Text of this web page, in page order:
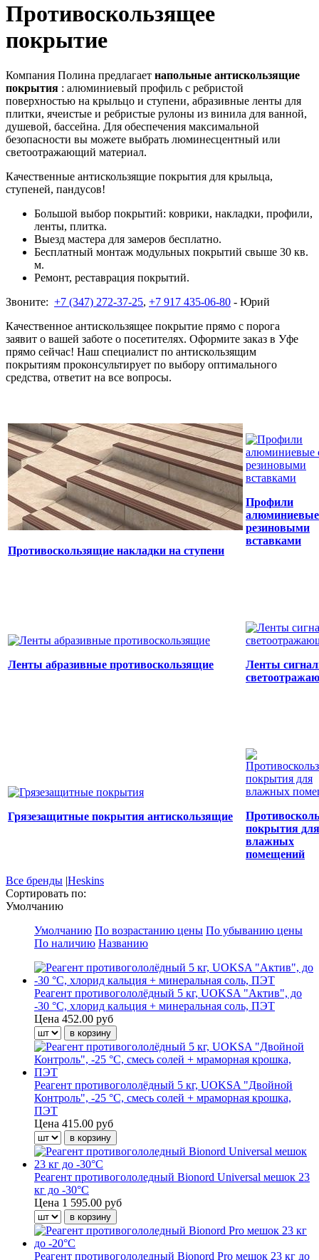
Противоскользящее
покрытие
Компания Полина предлагает напольные антискользящие
покрытия : алюминиевый профиль с ребристой
поверхностью на крыльцо и ступени, абразивные ленты для
плитки, ячеистые и ребристые рулоны из винила для ванной,
душевой, бассейна. Для обеспечения максимальной
безопасности вы можете выбрать люминесцентный или
светоотражающий материал.
Качественные антискользящие покрытия для крыльца,
ступеней, пандусов!
Большой выбор покрытий: коврики, накладки, профили,
ленты, плитка.
Выезд мастера для замеров бесплатно.
Бесплатный монтаж модульных покрытий свыше 30 кв.
м.
Ремонт, реставрация покрытий.
Звоните: +7 (347) 272-37-25, +7 917 435-06-80 - Юрий
Качественное антискользящее покрытие прямо с порога
заявит о вашей заботе о посетителях. Оформите заказ в Уфе
прямо сейчас! Наш специалист по антискользящим
покрытиям проконсультирует по выбору оптимального
средства, ответит на все вопросы.
Противоскользящие накладки на ступени
Профили
резиновыми
вставками
Ленты абразивные противоскользящие
Ленты
Грязезащитные покрытия антискользящие
покрытия для
влажных
помещений
Все бренды |Heskins
Сортировать по:
Умолчанию
Умолчанию По возрастанию цены По убыванию цены
По наличию Названию
Реагент противогололёдный 5 кг, UOKSA "Актив", до
-30 °C, хлорид кальция + минеральная соль, ПЭТ
Цена 452.00 руб
Реагент противогололёдный 5 кг, UOKSA "Двойной
Контроль", -25 °C, смесь солей + мраморная крошка,
ПЭТ
Цена 415.00 руб
Реагент противогололедный Bionord Universal мешок 23
кг до -30°С
Цена 1 595.00 руб
Реагент противогололедный Bionord Pro мешок 23 кг до